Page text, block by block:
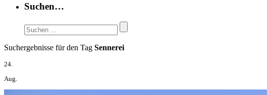
Suchen…
Suchergebnisse für den Tag Sennerei
24.
Aug.